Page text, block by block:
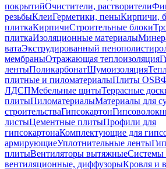
покрытийОчистители, растворители
резьбыКлеиГерметики, пеныКирпичи,
плиткаКирпичиСтроительные блоки
плиткаИзоляционные материалы
ватаЭкструдированный
мембраныОтражающая теплоизоляция
лентыПоликарбонатШумоизоляция
плитные и пиломатериалыПлиты OSB
ЛДСПМебельные щитыТеррасные
плитыПиломатериалыМатериалы для
строительстваГипсокартон
листыЦементные плитыПрофили для
гипсокартонаКомплектующие для
армирующиеУплотнительные ленты
плитыВентиляторы вытяжныеСистемы
вентиляционные, диффузорыКровля и